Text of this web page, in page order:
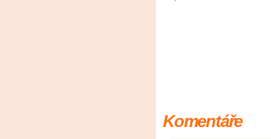
Komentáře